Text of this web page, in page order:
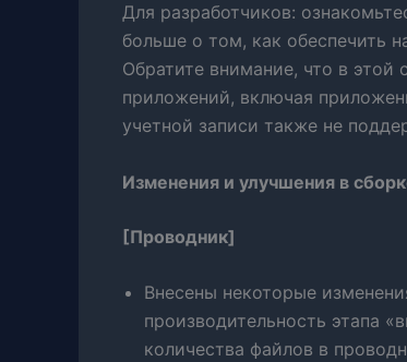
Для разработчиков:
больше о том, как обеспечить
Обратите внимание, что в
приложений, включая
учетной записи также не
Изменения и улучшения в
[Проводник]
Внесены некоторые
производительность этапа
количества файлов в